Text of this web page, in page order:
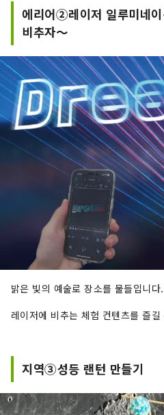
에리어②레이저 일루미네
비추자～
밝은 빛의 예술로 장소를 물들입니
레이저에 비추는 체험 컨텐츠를 즐
지역③성등 랜턴 만들기​